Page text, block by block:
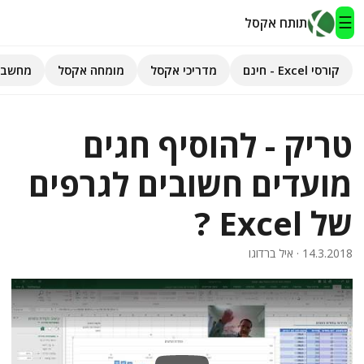
☰ תותח אקסל
קורסי Excel - חינם
מדריכי אקסל
השירותים שלנו
מחשבוני אקסל
פיתוח אפליקציות
חיפוש
קורסי Excel - חינם מדריכי אקסל מומחה אקסל
טריק - להוסיף חגים
מועדים חשובים לגרפים
של Excel ?
14.3.2018 · איל ברדוגו